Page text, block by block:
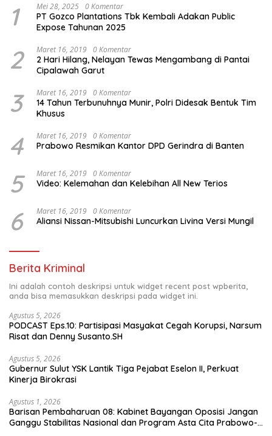
1 Mei 28, 2025 0 Komentar
PT Gozco Plantations Tbk Kembali Adakan Public
Expose Tahunan 2025
2 Maret 16, 2019 0 Komentar
2 Hari Hilang, Nelayan Tewas Mengambang di Pantai
Cipalawah Garut
3 Maret 16, 2019 0 Komentar
14 Tahun Terbunuhnya Munir, Polri Didesak Bentuk Tim
Khusus
4 Maret 16, 2019 0 Komentar
Prabowo Resmikan Kantor DPD Gerindra di Banten
5 Maret 16, 2019 0 Komentar
Video: Kelemahan dan Kelebihan All New Terios
6 Maret 16, 2019 0 Komentar
Aliansi Nissan-Mitsubishi Luncurkan Livina Versi Mungil
Berita Kriminal
Ini adalah contoh deskripsi untuk widget recent post wpberita,
anda bisa memasukkan deskripsi pada widget ini.
Agustus 5, 2026
PODCAST Eps.10: Partisipasi Masyakat Cegah Korupsi, Narsum
Risat dan Denny Susanto.SH
Agustus 5, 2026
Gubernur Sulut YSK Lantik Tiga Pejabat Eselon II, Perkuat
Kinerja Birokrasi
Agustus 1, 2026
Barisan Pembaharuan 08: Kabinet Bayangan Oposisi Jangan
Ganggu Stabilitas Nasional dan Program Asta Cita Prabowo-